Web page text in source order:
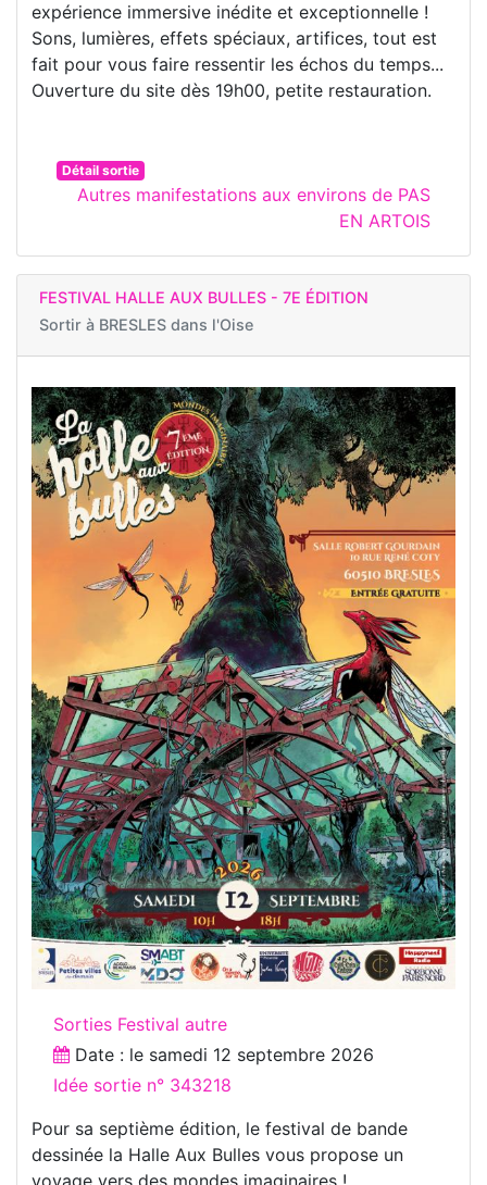
expérience immersive inédite et exceptionnelle !
Sons, lumières, effets spéciaux, artifices, tout est
fait pour vous faire ressentir les échos du temps...
Ouverture du site dès 19h00, petite restauration.
Détail sortie
Autres manifestations aux environs de PAS
EN ARTOIS
FESTIVAL HALLE AUX BULLES - 7E ÉDITION
Sortir à BRESLES dans l'Oise
Sorties Festival autre
Date : le samedi 12 septembre 2026
Idée sortie n° 343218
Pour sa septième édition, le festival de bande
dessinée la Halle Aux Bulles vous propose un
voyage vers des mondes imaginaires !